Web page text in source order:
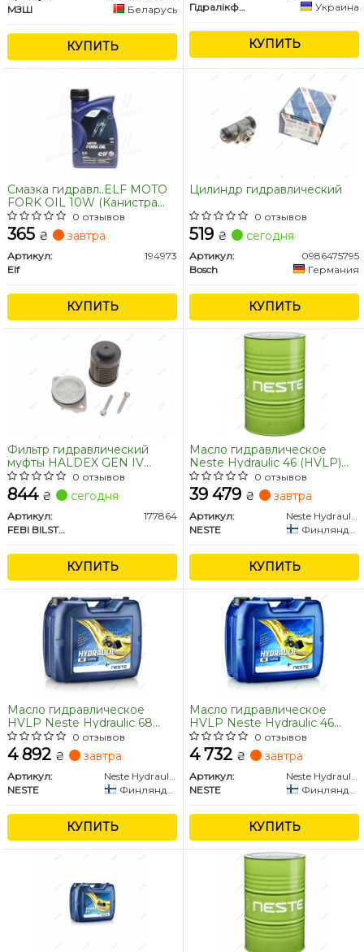
МЗШ
Беларусь
КУПИТЬ
Гідралікфлоу
Украина
КУПИТЬ
Смазка гидравл..ELF MOTO
FORK OIL 10W (Канистра
0.5л) для вилок и
амортизаторов.
0 отзывов
365 ₴ завтра
Артикул:
194973
Elf
КУПИТЬ
Цилиндр гидравлический
0 отзывов
519 ₴ сегодня
Артикул:
0986475795
Bosch
Германия
КУПИТЬ
Фильтр гидравлический
муфты HALDEX GEN IV
VOLVO, FORD, LR (пр-во
FEBI)
0 отзывов
844 ₴ сегодня
Артикул:
177864
FEBI BILSTEIN
КУПИТЬ
Масло гидравлическое
Neste Hydraulic 46 (HVLP)
200л.
0 отзывов
39 479 ₴ завтра
Артикул:
NESTE
Финляндия
КУПИТЬ
Масло гидравлическое
HVLP Neste Hydraulic 68
Super 20л
0 отзывов
4 892 ₴ завтра
Артикул:
NESTE
Финляндия
КУПИТЬ
Масло гидравлическое
HVLP Neste Hydraulic 46
Super 20л
0 отзывов
4 732 ₴ завтра
Артикул:
NESTE
Финляндия
КУПИТЬ